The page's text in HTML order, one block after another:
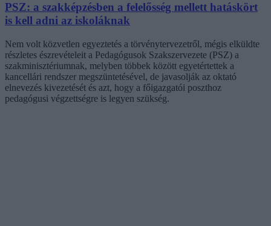
PSZ: a szakképzésben a felelősség mellett hatáskört
is kell adni az iskoláknak
Nem volt közvetlen egyeztetés a törvénytervezetről, mégis elküldte
részletes észrevételeit a Pedagógusok Szakszervezete (PSZ) a
szakminisztériumnak, melyben többek között egyetértettek a
kancellári rendszer megszüntetésével, de javasolják az oktató
elnevezés kivezetését és azt, hogy a főigazgatói poszthoz
pedagógusi végzettségre is legyen szükség.